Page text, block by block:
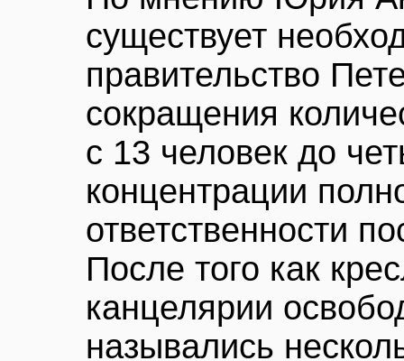
существует
правительство
сокращения
с 13 человек до
концентрации
ответственности
После того как
канцелярии
назывались